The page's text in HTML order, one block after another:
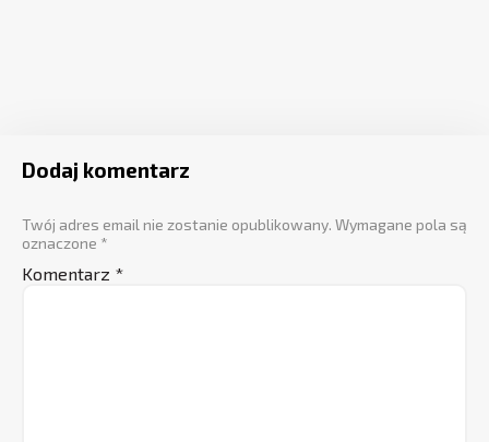
Dodaj komentarz
Twój adres email nie zostanie opublikowany. Wymagane pola są
oznaczone *
Komentarz *